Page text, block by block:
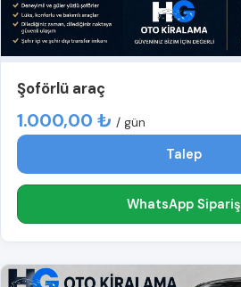
Şoförlü araç
1.000,00 ₺ / gün
Talep
WhatsApp Sipariş